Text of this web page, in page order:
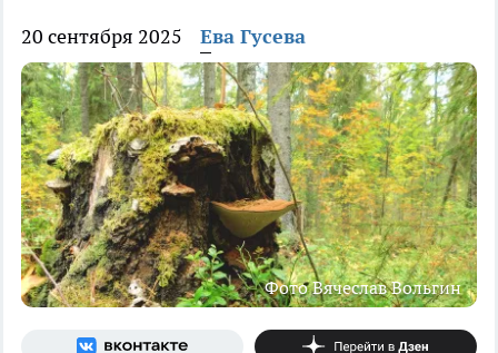
20 сентября 2025 Ева Гусева
Фото Вячеслав Вольгин